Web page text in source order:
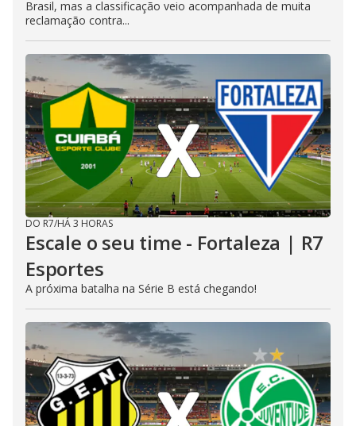
Brasil, mas a classificação veio acompanhada de muita
reclamação contra...
DO R7/HÁ 3 HORAS
Escale o seu time - Fortaleza | R7
Esportes
A próxima batalha na Série B está chegando!